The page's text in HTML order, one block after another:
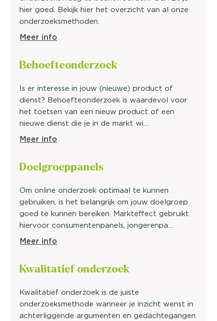
hier goed. Bekijk hier het overzicht van al onze
onderzoeksmethoden.
Meer info
Behoefteonderzoek
Is er interesse in jouw (nieuwe) product of
dienst? Behoefteonderzoek is waardevol voor
het toetsen van een nieuw product of een
nieuwe dienst die je in de markt wi…
Meer info
Doelgroeppanels
Om online onderzoek optimaal te kunnen
gebruiken, is het belangrijk om jouw doelgroep
goed te kunnen bereiken. Markteffect gebruikt
hiervoor consumentenpanels, jongerenpa…
Meer info
Kwalitatiefonderzoek
Kwalitatief onderzoek is de juiste
onderzoeksmethode wanneer je inzicht wenst in
achterliggende argumenten en gedachtegangen